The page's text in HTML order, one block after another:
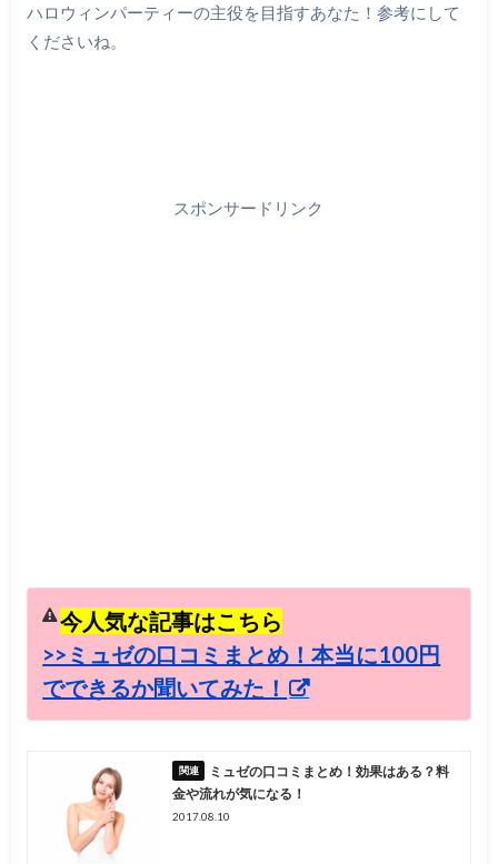
ハロウィンパーティーの主役を目指すあなた！参考にして
くださいね。
スポンサードリンク
今人気な記事はこちら
>>ミュゼの口コミまとめ！本当に100円
でできるか聞いてみた！
ミュゼの口コミまとめ！効果はある？料
金や流れが気になる！
2017.08.10